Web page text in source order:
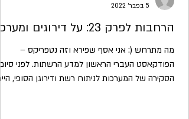
הרחבות לפרק 23: על דירוגים ומערכות
מה מתרחש (: אני אסף שפירא וזה נטפריקס –
הפודקאסט העברי הראשון למדע הרשתות. לפני
הסקירה של המערכות לניתוח רשת ודירוגן הסופי,
5 בפבר׳ 2022